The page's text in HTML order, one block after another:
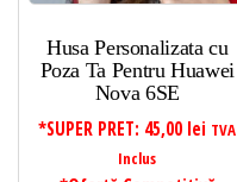
Husa Personalizata cu
Poza Ta Pentru Huawei
Nova 6SE
*SUPER PRET: 45,00 lei TVA
Inclus